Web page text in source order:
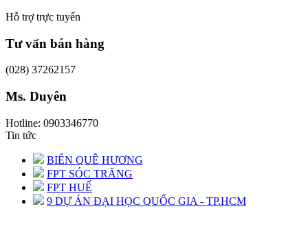
Hỗ trợ trực tuyến
Tư vấn bán hàng
(028) 37262157
Ms. Duyên
Hotline: 0903346770
Tin tức
BIỂN QUÊ HƯƠNG
FPT SÓC TRĂNG
FPT HUẾ
9 DỰ ÁN ĐẠI HỌC QUỐC GIA - TP.HCM